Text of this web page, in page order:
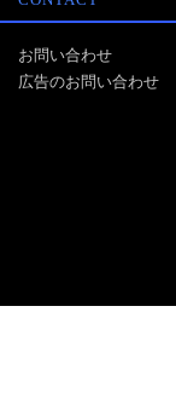
お問い合わせ
広告のお問い合わせ